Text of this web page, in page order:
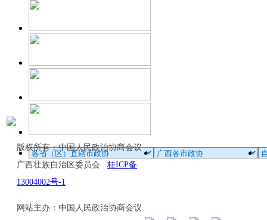
版权所有：中国人民政治协商会议
广西壮族自治区委员会 桂ICP备
13004002号-1
网站主办：中国人民政治协商会议